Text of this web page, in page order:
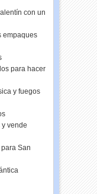
con un
empaques
para hacer
y fuegos
vende
para San